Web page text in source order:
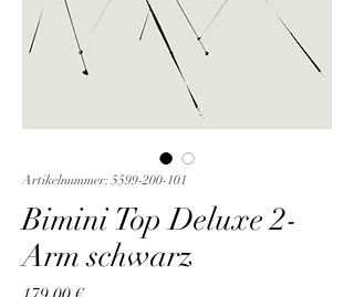
Artikelnummer: 5599-200-101
Bimini Top Deluxe 2-
Arm schwarz